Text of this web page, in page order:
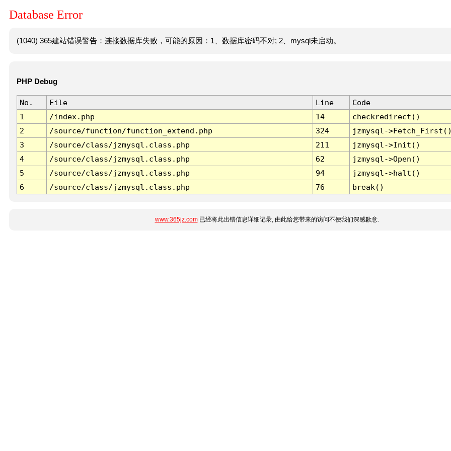
Database Error
(1040) 365建站错误警告：连接数据库失败，可能的原因：1、数据库密码不对; 2、mysql未启动。
PHP Debug
No. File Line
Code
1
/index.php 14
checkredirect()
2
/source/function/function_extend.php 324
jzmysql-
3
/source/class/jzmysql.class.php 211
jzmysql->Init()
4
/source/class/jzmysql.class.php 62
jzmysql->Open()
5
/source/class/jzmysql.class.php 94
jzmysql->halt()
6
/source/class/jzmysql.class.php 76 break()
www.365jz.com已经将此出错信息详细记录, 由此给您带来的访问不便我们深感歉意.